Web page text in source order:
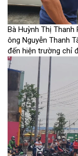
Bà Huỳnh Thị Thanh
ông Nguyễn Thanh
đến hiện trường chỉ